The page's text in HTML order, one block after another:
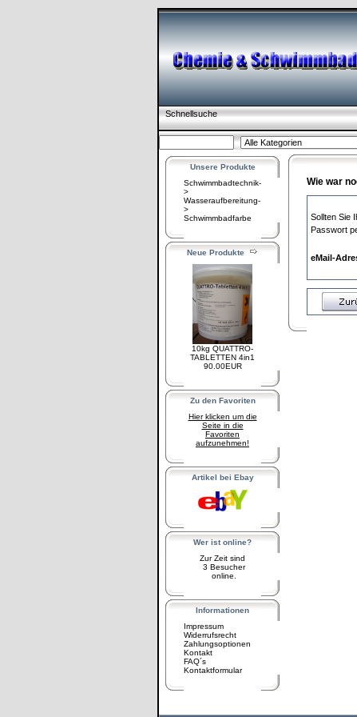
Schnellsuche
Unsere Produkte
Schwimmbadtechnik-
>
Wasseraufbereitung-
>
Schwimmbadfarbe
Neue Produkte
10kg QUATTRO-
TABLETTEN 4in1
90.00EUR
Zu den Favoriten
Hier klicken um die
Seite in die
Favoriten
aufzunehmen!
Artikel bei Ebay
Wer ist online?
Zur Zeit sind
3 Besucher
online.
Informationen
Impressum
Widerrufsrecht
Zahlungsoptionen
Kontakt
FAQ´s
Kontaktformular
Wie war
Sollten Sie
Passwort
eMail-